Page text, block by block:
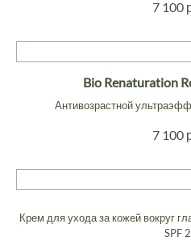
7 100
Bio Renaturation
Антивозрастной
7 100
Крем для ухода за кожей вокруг
SPF